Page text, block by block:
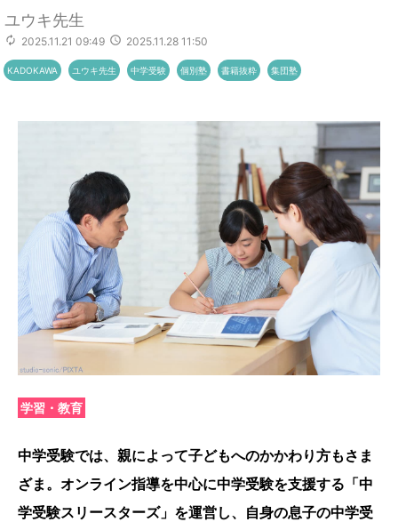
ユウキ先生
2025.11.21 09:49 2025.11.28 11:50
KADOKAWA ユウキ先生 中学受験 個別塾 書籍抜粋 集団塾
学習・教育
中学受験では、親によって子どもへのかかわり方もさま
ざま。オンライン指導を中心に中学受験を支援する「中
学受験スリースターズ」を運営し、自身の息子の中学受